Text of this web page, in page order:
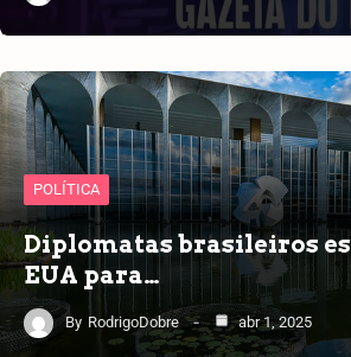
POLÍTICA
Diplomatas brasileiros
EUA para…
By RodrigoDobre abr 1, 2025